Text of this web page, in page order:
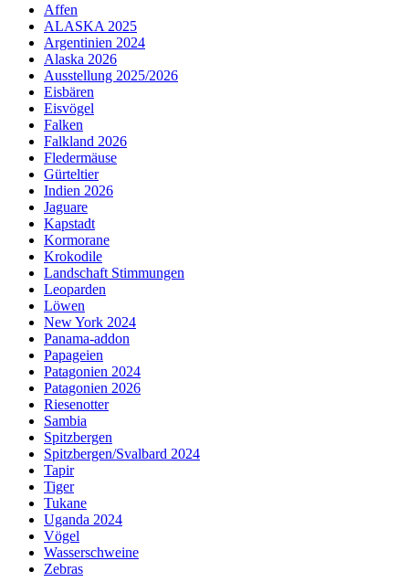
Affen
ALASKA 2025
Argentinien 2024
Alaska 2026
Ausstellung 2025/2026
Eisbären
Eisvögel
Falken
Falkland 2026
Fledermäuse
Gürteltier
Indien 2026
Jaguare
Kapstadt
Kormorane
Krokodile
Landschaft Stimmungen
Leoparden
Löwen
New York 2024
Panama-addon
Papageien
Patagonien 2024
Patagonien 2026
Riesenotter
Sambia
Spitzbergen
Spitzbergen/Svalbard 2024
Tapir
Tiger
Tukane
Uganda 2024
Vögel
Wasserschweine
Zebras